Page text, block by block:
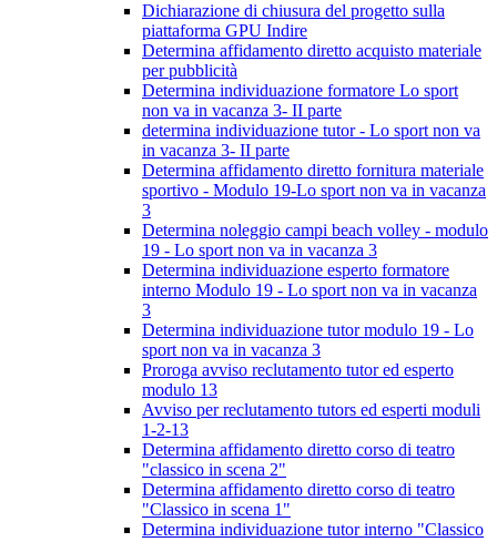
Dichiarazione di chiusura del progetto sulla
piattaforma GPU Indire
Determina affidamento diretto acquisto materiale
per pubblicità
Determina individuazione formatore Lo sport
non va in vacanza 3- II parte
determina individuazione tutor - Lo sport non va
in vacanza 3- II parte
Determina affidamento diretto fornitura materiale
sportivo - Modulo 19-Lo sport non va in vacanza
3
Determina noleggio campi beach volley - modulo
19 - Lo sport non va in vacanza 3
Determina individuazione esperto formatore
interno Modulo 19 - Lo sport non va in vacanza
3
Determina individuazione tutor modulo 19 - Lo
sport non va in vacanza 3
Proroga avviso reclutamento tutor ed esperto
modulo 13
Avviso per reclutamento tutors ed esperti moduli
1-2-13
Determina affidamento diretto corso di teatro
"classico in scena 2"
Determina affidamento diretto corso di teatro
"Classico in scena 1"
Determina individuazione tutor interno "Classico